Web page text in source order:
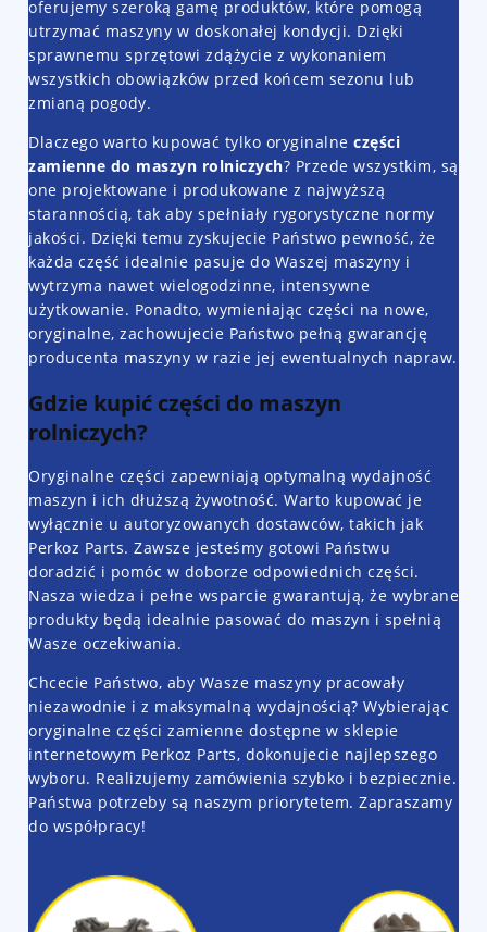
oferujemy szeroką gamę produktów, które pomogą
utrzymać maszyny w doskonałej kondycji. Dzięki
sprawnemu sprzętowi zdążycie z wykonaniem
wszystkich obowiązków przed końcem sezonu lub
zmianą pogody.
Dlaczego warto kupować tylko oryginalne części
zamienne do maszyn rolniczych? Przede wszystkim, są
one projektowane i produkowane z najwyższą
starannością, tak aby spełniały rygorystyczne normy
jakości. Dzięki temu zyskujecie Państwo pewność, że
każda część idealnie pasuje do Waszej maszyny i
wytrzyma nawet wielogodzinne, intensywne
użytkowanie. Ponadto, wymieniając części na nowe,
oryginalne, zachowujecie Państwo pełną gwarancję
producenta maszyny w razie jej ewentualnych napraw.
Gdzie kupić części do maszyn
rolniczych?
Oryginalne części zapewniają optymalną wydajność
maszyn i ich dłuższą żywotność. Warto kupować je
wyłącznie u autoryzowanych dostawców, takich jak
Perkoz Parts. Zawsze jesteśmy gotowi Państwu
doradzić i pomóc w doborze odpowiednich części.
Nasza wiedza i pełne wsparcie gwarantują, że wybrane
produkty będą idealnie pasować do maszyn i spełnią
Wasze oczekiwania.
Chcecie Państwo, aby Wasze maszyny pracowały
niezawodnie i z maksymalną wydajnością? Wybierając
oryginalne części zamienne dostępne w sklepie
internetowym Perkoz Parts, dokonujecie najlepszego
wyboru. Realizujemy zamówienia szybko i bezpiecznie.
Państwa potrzeby są naszym priorytetem. Zapraszamy
do współpracy!